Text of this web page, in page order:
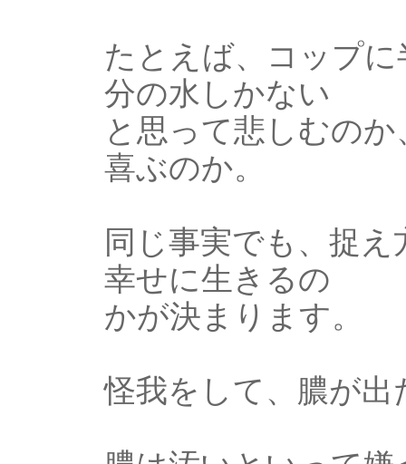
たとえば、コップ
分の水しかない
と思って悲しむの
喜ぶのか。
同じ事実でも、捉
幸せに生きるの
かが決まります。
怪我をして、膿が出